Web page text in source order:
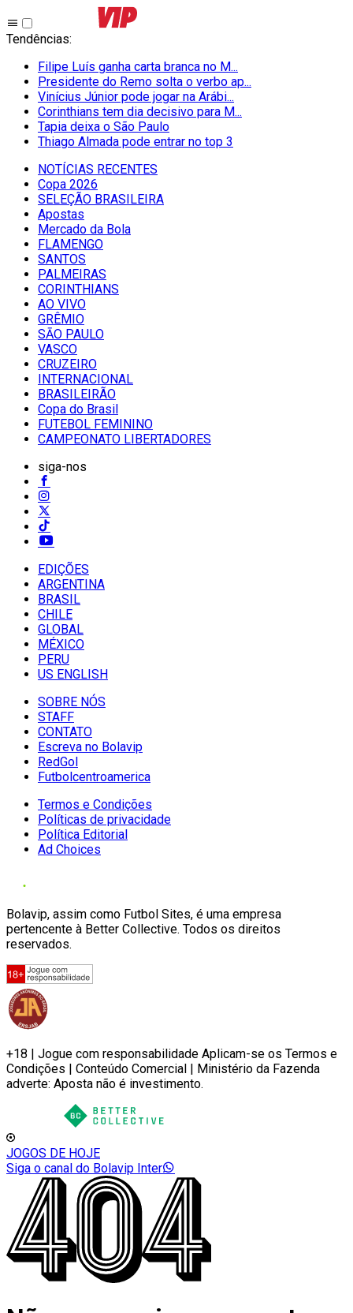
Tendências:
Filipe Luís ganha carta branca no M...
Presidente do Remo solta o verbo ap...
Vinícius Júnior pode jogar na Arábi...
Corinthians tem dia decisivo para M...
Tapia deixa o São Paulo
Thiago Almada pode entrar no top 3
NOTÍCIAS RECENTES
Copa 2026
SELEÇÃO BRASILEIRA
Apostas
Mercado da Bola
FLAMENGO
SANTOS
PALMEIRAS
CORINTHIANS
AO VIVO
GRÊMIO
SĀO PAULO
VASCO
CRUZEIRO
INTERNACIONAL
BRASILEIRÃO
Copa do Brasil
FUTEBOL FEMININO
CAMPEONATO LIBERTADORES
siga-nos
EDIÇÕES
ARGENTINA
BRASIL
CHILE
GLOBAL
MÉXICO
PERU
US ENGLISH
SOBRE NÓS
STAFF
CONTATO
Escreva no Bolavip
RedGol
Futbolcentroamerica
Termos e Condições
Políticas de privacidade
Política Editorial
Ad Choices
Bolavip, assim como Futbol Sites, é uma empresa
pertencente à Better Collective. Todos os direitos
reservados.
+18 | Jogue com responsabilidade Aplicam-se os Termos e
Condições | Conteúdo Comercial | Ministério da Fazenda
adverte: Aposta não é investimento.
JOGOS DE HOJE
Siga o canal do Bolavip Inter